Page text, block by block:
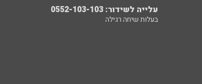
עלייה לשידור: 0552-103-103
בעלות שיחה רגילה